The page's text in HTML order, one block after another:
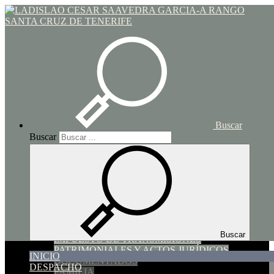
Buscar
Buscar
Buscar
INICIO
DESPACHO
Toggle navigation
SUCESIONES Y DONACIONES
HIPOTECARIO y COMPRAVENTA
IMPUESTO DE TRANSMISIONES
PATRIMONIALES Y ACTOS JURÍDICOS
DOCUMENTADOS
FAMILIA